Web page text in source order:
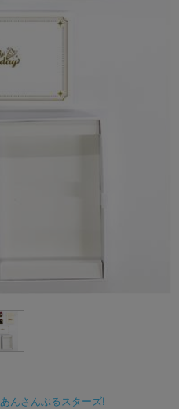
あんさんぶるスターズ!